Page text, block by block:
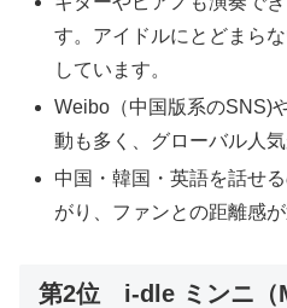
す。アイドルにとどまら
しています。
Weibo（中国版系のSNS)
動も多く、グローバル人
中国・韓国・英語を話せ
がり、ファンとの距離感
第2位 i-dle ミンニ（